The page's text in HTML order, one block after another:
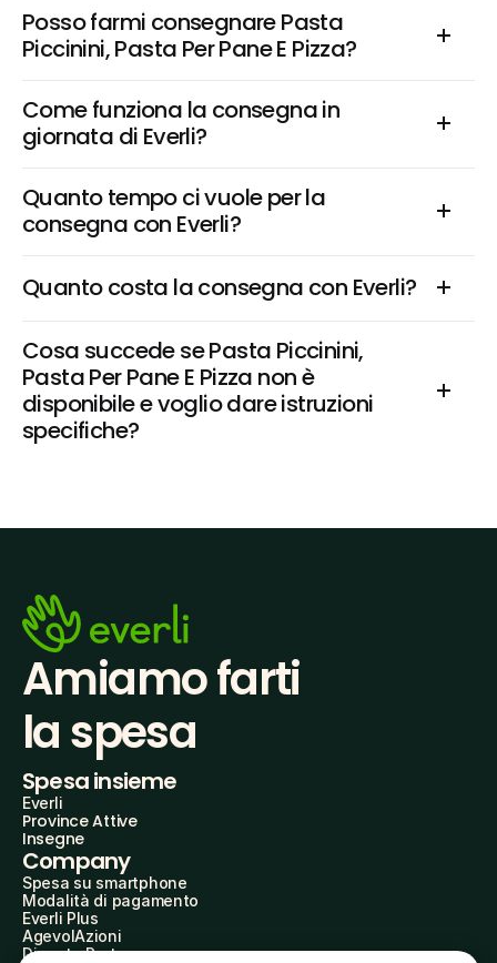
Posso farmi consegnare Pasta
Piccinini, Pasta Per Pane E Pizza?
Come funziona la consegna in
giornata di Everli?
Quanto tempo ci vuole per la
consegna con Everli?
Quanto costa la consegna con Everli?
Cosa succede se Pasta Piccinini,
Pasta Per Pane E Pizza non è
disponibile e voglio dare istruzioni
specifiche?
Amiamo farti
la spesa
Spesa insieme
Everli
Province Attive
Insegne
Company
Spesa su smartphone
Modalità di pagamento
Everli Plus
AgevolAzioni
Diventa Partner